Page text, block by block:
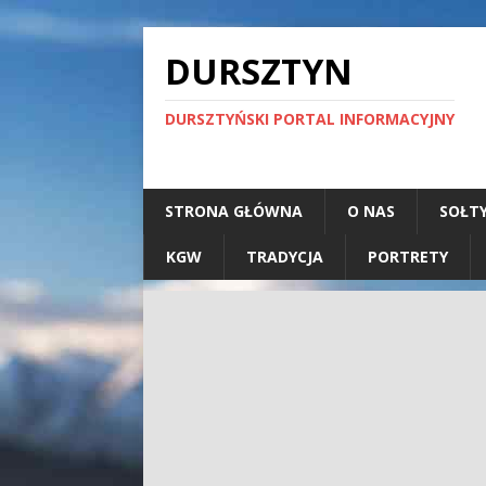
DURSZTYN
DURSZTYŃSKI PORTAL INFORMACYJNY
STRONA GŁÓWNA O NAS
KGW TRADYCJA PORTRETY